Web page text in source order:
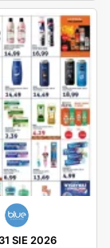
31 SIE 2026